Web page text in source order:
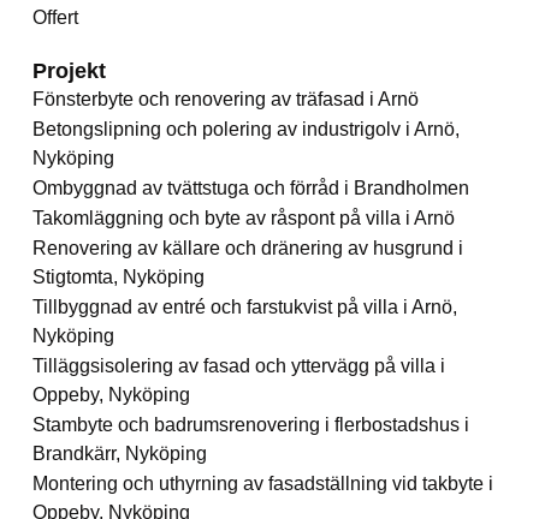
Offert
Projekt
Fönsterbyte och renovering av träfasad i Arnö
Betongslipning och polering av industrigolv i Arnö,
Nyköping
Ombyggnad av tvättstuga och förråd i Brandholmen
Takomläggning och byte av råspont på villa i Arnö
Renovering av källare och dränering av husgrund i
Stigtomta, Nyköping
Tillbyggnad av entré och farstukvist på villa i Arnö,
Nyköping
Tilläggsisolering av fasad och yttervägg på villa i
Oppeby, Nyköping
Stambyte och badrumsrenovering i flerbostadshus i
Brandkärr, Nyköping
Montering och uthyrning av fasadställning vid takbyte i
Oppeby, Nyköping